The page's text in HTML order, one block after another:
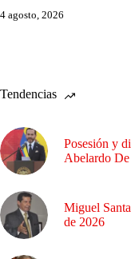
4 agosto, 2026
Tendencias
Posesión y
Abelardo
Miguel
de 2026